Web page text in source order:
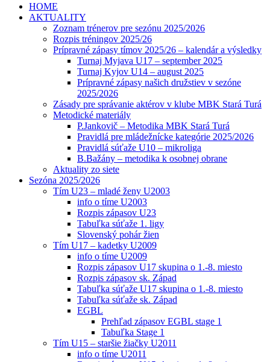
HOME
AKTUALITY
Zoznam trénerov pre sezónu 2025/2026
Rozpis tréningov 2025/26
Prípravné zápasy tímov 2025/26 – kalendár a výsledky
Turnaj Myjava U17 – september 2025
Turnaj Kyjov U14 – august 2025
Prípravné zápasy našich družstiev v sezóne
2025/2026
Zásady pre správanie aktérov v klube MBK Stará Turá
Metodické materiály
P.Jankovič – Metodika MBK Stará Turá
Pravidlá pre mládežnícke kategórie 2025/2026
Pravidlá súťaže U10 – mikroliga
B.Bažány – metodika k osobnej obrane
Aktuality zo siete
Sezóna 2025/2026
Tím U23 – mladé ženy U2003
info o tíme U2003
Rozpis zápasov U23
Tabuľka súťaže 1. ligy
Slovenský pohár žien
Tím U17 – kadetky U2009
info o tíme U2009
Rozpis zápasov U17 skupina o 1.-8. miesto
Rozpis zápasov sk. Západ
Tabuľka súťaže U17 skupina o 1.-8. miesto
Tabuľka súťaže sk. Západ
EGBL
Prehľad zápasov EGBL stage 1
Tabuľka Stage 1
Tím U15 – staršie žiačky U2011
info o tíme U2011